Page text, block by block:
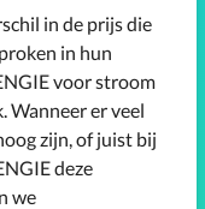
in de prijs die
in hun
voor stroom
Wanneer er veel
zijn, of juist bij
deze
we